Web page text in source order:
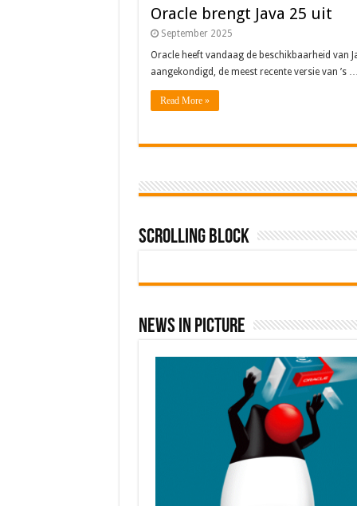
Oracle brengt Java 25 uit
September 2025
Oracle heeft vandaag de beschikbaarheid van
aangekondigd, de meest recente versie van ’s
Read More »
Scrolling Block
News In Picture